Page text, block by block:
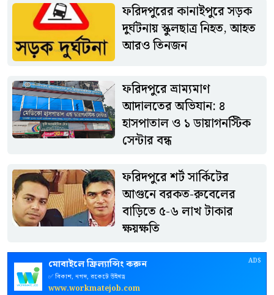
ফরিদপুরের কানাইপুরে সড়ক
দুর্ঘটনায় স্কুলছাত্র নিহত, আহত
আরও তিনজন
ফরিদপুরে ভ্রাম্যমাণ
আদালতের অভিযান: ৪
হাসপাতাল ও ১ ডায়াগনস্টিক
সেন্টার বন্ধ
ফরিদপুরে শর্ট সার্কিটের
আগুনে বরকত-রুবেলের
বাড়িতে ৫-৬ লাখ টাকার
ক্ষয়ক্ষতি
ADS
মোবাইলে ফ্রিল্যান্সিং করুন
✅ বিকাশ, নগদ, রকেটে উইথড্র
www.workmatejob.com